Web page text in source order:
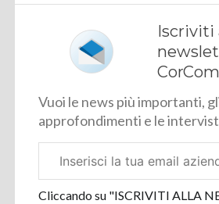
Iscriviti
CorCom
Vuoi le news più importanti,
approfondimenti e le
aziendale
Cliccando su "ISCRIVITI ALLA